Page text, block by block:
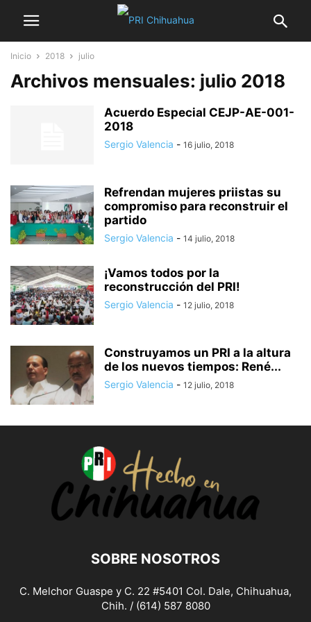
Inicio 2018 julio
Archivos mensuales: julio 2018
Acuerdo Especial CEJP-AE-001-
2018
Sergio Valencia - 16 julio, 2018
Refrendan mujeres priistas su
compromiso para reconstruir el
partido
Sergio Valencia - 14 julio, 2018
¡Vamos todos por la
reconstrucción del PRI!
Sergio Valencia - 12 julio, 2018
Construyamos un PRI a la altura
de los nuevos tiempos: René...
Sergio Valencia - 12 julio, 2018
SOBRE NOSOTROS
C. Melchor Guaspe y C. 22 #5401 Col. Dale, Chihuahua,
Chih. / (614) 587 8080